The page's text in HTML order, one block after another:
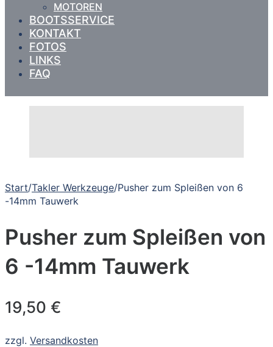
MOTOREN
BOOTSSERVICE
KONTAKT
FOTOS
LINKS
FAQ
Start/Takler Werkzeuge/Pusher zum Spleißen von 6
-14mm Tauwerk
Pusher zum Spleißen von
6 -14mm Tauwerk
19,50 €
zzgl. Versandkosten